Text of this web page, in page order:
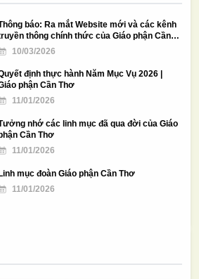
cầu nguyện của Đức Thánh Cha trong
tháng 8: Loan báo Tin Mừng tại các thành phố
02/08/2026
nghị các Đại chủng viện Việt Nam 2026 –
Ngày làm việc cuối cùng và bế mạc
31/07/2026
yêu trao ban | Chúa Nhật XVIII Thường
niên năm A
31/07/2026
báo: Ra mắt Website mới và các kênh
thông chính thức của Giáo phận Cần
10/03/2026
định thực hành Năm Mục Vụ 2026 |
phận Cần Thơ
11/01/2026
nhớ các linh mục đã qua đời của Giáo
Cần Thơ
11/01/2026
Linh mục đoàn Giáo phận Cần Thơ
11/01/2026